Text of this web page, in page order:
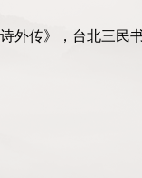
外传》，台北三民